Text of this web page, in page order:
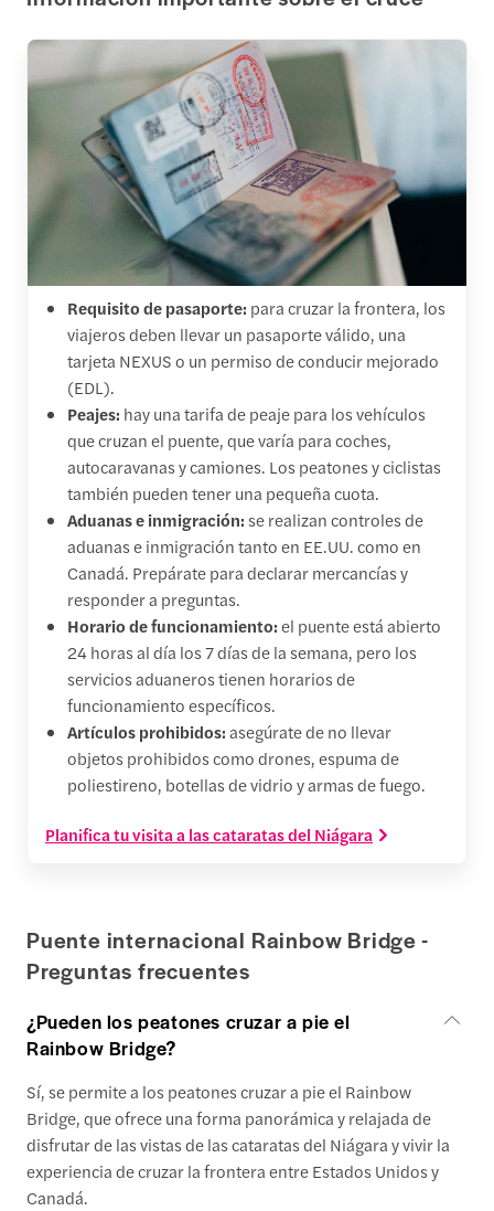
Requisito de pasaporte: para cruzar la frontera, los
viajeros deben llevar un pasaporte válido, una
tarjeta NEXUS o un permiso de conducir mejorado
(EDL).
Peajes: hay una tarifa de peaje para los vehículos
que cruzan el puente, que varía para coches,
autocaravanas y camiones. Los peatones y ciclistas
también pueden tener una pequeña cuota.
Aduanas e inmigración:se realizan controles de
aduanas e inmigración tanto en EE.UU. como en
Canadá. Prepárate para declarar mercancías y
responder a preguntas.
Horario de funcionamiento:el puente está abierto
24 horas al día los 7 días de la semana, pero los
servicios aduaneros tienen horarios de
funcionamiento específicos.
Artículos prohibidos:asegúrate de no llevar
objetos prohibidos como drones, espuma de
poliestireno, botellas de vidrio y armas de fuego.
Planifica tu visita a las cataratas del Niágara
Puente internacional Rainbow Bridge -
Preguntas frecuentes
¿Pueden los peatones cruzar a pie el
Rainbow Bridge?
Sí, se permite a los peatones cruzar a pie el Rainbow
Bridge, que ofrece una forma panorámica y relajada de
disfrutar de las vistas de las cataratas del Niágara y vivir la
experiencia de cruzar la frontera entre Estados Unidos y
Canadá.